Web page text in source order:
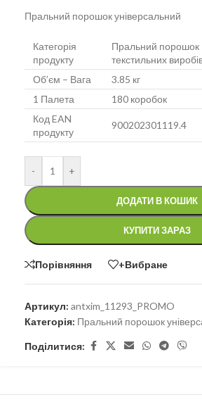
Пральний порошок універсальний
Категорія
продукту
Пральний порошок
текстильних
Об’єм – Вага
3.85 кг
1 Палета
180 коробок
Код EAN
продукту
900202301119.4
- +
ДОДАТИ В КОШИК
КУПИТИ ЗАРАЗ
Порівняння +Вибране
Артикул: antxim_11293_PROMO
Категорія: Пральний порошок
Поділитися: